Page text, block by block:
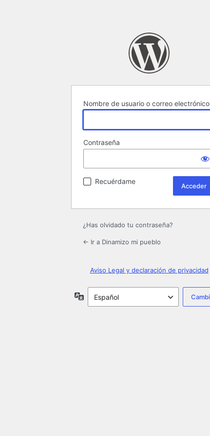
Nombre de usuario o correo electrónico
Contraseña
Recuérdame
¿Has olvidado tu contraseña?
← Ir a Dinamizo mi pueblo
Aviso Legal y declaración de privacidad
Idioma